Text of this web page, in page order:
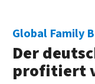
Global Family
Der
profitiert